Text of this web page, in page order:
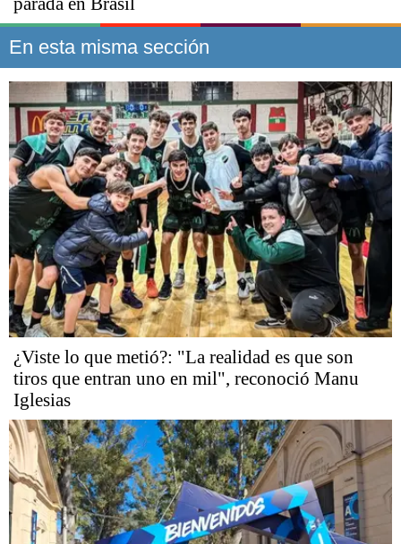
En esta misma sección
¿Viste lo que metió?: "La realidad es que son
tiros que entran uno en mil", reconoció Manu
Iglesias